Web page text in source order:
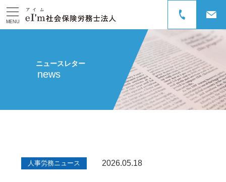
MENU
ニュースレター
news
人事労務ニュース 2026.05.18